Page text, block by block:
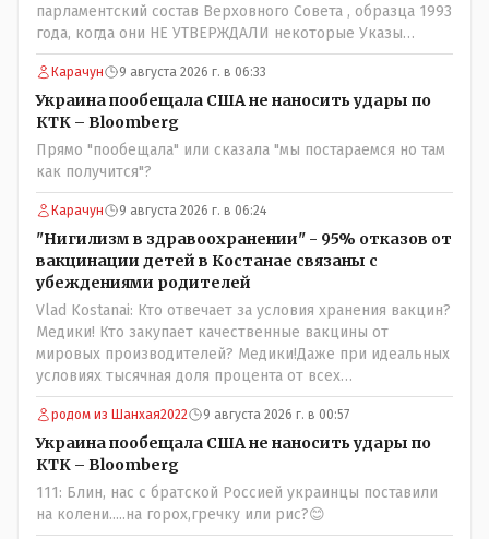
парламентский состав Верховного Совета , образца 1993
года, когда они НЕ УТВЕРЖДАЛИ некоторые Указы
Назарбаева, особенно в части выборов и перевыборов и
некоторых вопросах внутренней политики, и тогда
Назарбай волевым Указом РАСПУСТИЛ этот бунтарский
состав. Имя - Серикболсын Абдильдин вам знакомо -
юывший секретарь ЦК КП Казахстана , впоследствии -
депутат Верховного Совета и Мажлиса и Председатель
партии коммунстов- он в то время и после и причём
НЕОДНОКРАТНО, указывал и многократно на недостатки
Назарбая и предлагал ему самому ДОБРОВОЛЬНО уйти с
поста Президента.
Карачун 9 августа 2026 г. в 06:33
Украина пообещала США не наносить удары по
КТК – Bloomberg
Прямо "пообещала" или сказала "мы постараемся но там
как получится"?
Карачун 9 августа 2026 г. в 06:24
"Нигилизм в здравоохранении" - 95% отказов от
вакцинации детей в Костанае связаны с
убеждениями родителей
Vlad Kostanai: Кто отвечает за условия хранения вакцин?
Медики! Кто закупает качественные вакцины от
мировых производителей? Медики!Даже при идеальных
условиях тысячная доля процента от всех
вакцинированных может иметь плохие последствия от
прививки. Бумага нужна как защита от дол.....бов не
дружащих с школьными курсами предметов, в
частности биологии и математики. Vlad Kostanai: Поэтому
люди и отказываются и я в том числе своих не
прививал.Лично я вам и тем другим людям благодарен.
Добровольные действия направленные на сокращение
родом из Шанхая2022 9 августа 2026 г. в 00:57
Украина пообещала США не наносить удары по
КТК – Bloomberg
111: Блин, нас с братской Россией украинцы поставили
на колени.....на горох,гречку или рис?😊